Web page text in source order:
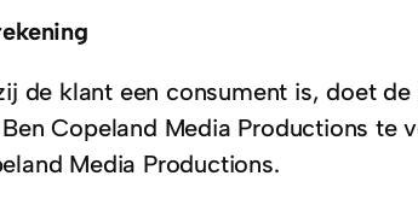
de klant een consument is, doet
Copeland Media Productions te
Media Productions.